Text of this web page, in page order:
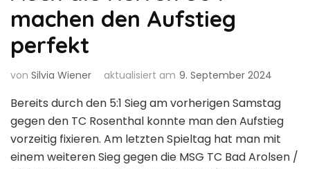
machen den Aufstieg
perfekt
von Silvia Wiener aktualisiert am 9. September 2024
Bereits durch den 5:1 Sieg am vorherigen Samstag
gegen den TC Rosenthal konnte man den Aufstieg
vorzeitig fixieren. Am letzten Spieltag hat man mit
einem weiteren Sieg gegen die MSG TC Bad Arolsen /